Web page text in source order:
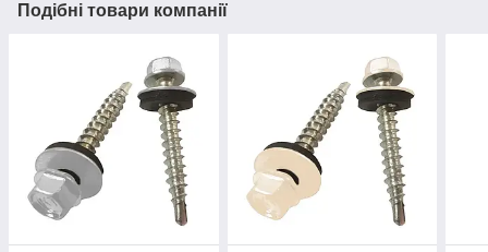
Подібні товари компанії